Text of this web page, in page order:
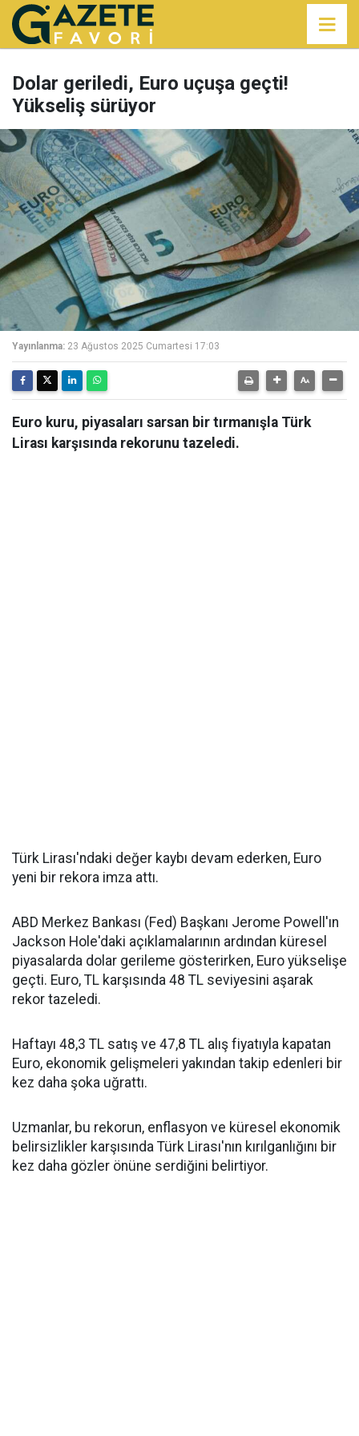
Dolar geriledi, Euro uçuşa geçti!
Yükseliş sürüyor
Yayınlanma: 23 Ağustos 2025 Cumartesi 17:03
Euro kuru, piyasaları sarsan bir tırmanışla Türk
Lirası karşısında rekorunu tazeledi.
Türk Lirası'ndaki değer kaybı devam ederken, Euro
yeni bir rekora imza attı.
ABD Merkez Bankası (Fed) Başkanı Jerome Powell'ın
Jackson Hole'daki açıklamalarının ardından küresel
piyasalarda dolar gerileme gösterirken, Euro yükselişe
geçti. Euro, TL karşısında 48 TL seviyesini aşarak
rekor tazeledi.
Haftayı 48,3 TL satış ve 47,8 TL alış fiyatıyla kapatan
Euro, ekonomik gelişmeleri yakından takip edenleri bir
kez daha şoka uğrattı.
Uzmanlar, bu rekorun, enflasyon ve küresel ekonomik
belirsizlikler karşısında Türk Lirası'nın kırılganlığını bir
kez daha gözler önüne serdiğini belirtiyor.